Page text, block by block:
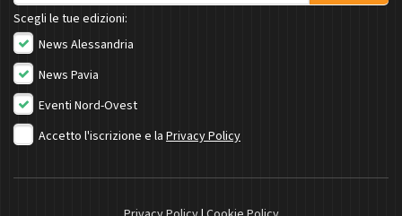
Scegli le tue edizioni:
News Alessandria
News Pavia
Eventi Nord-Ovest
Accetto l'iscrizione e la Privacy Policy